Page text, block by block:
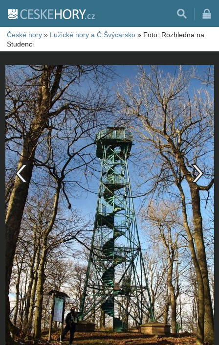
České hory » Lužické hory a Č.Švýcarsko » Foto: Rozhledna na
Studenci